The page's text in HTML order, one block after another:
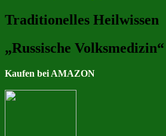
Traditionelles Heilwissen
„Russische Volksmedizin“
Kaufen bei AMAZON